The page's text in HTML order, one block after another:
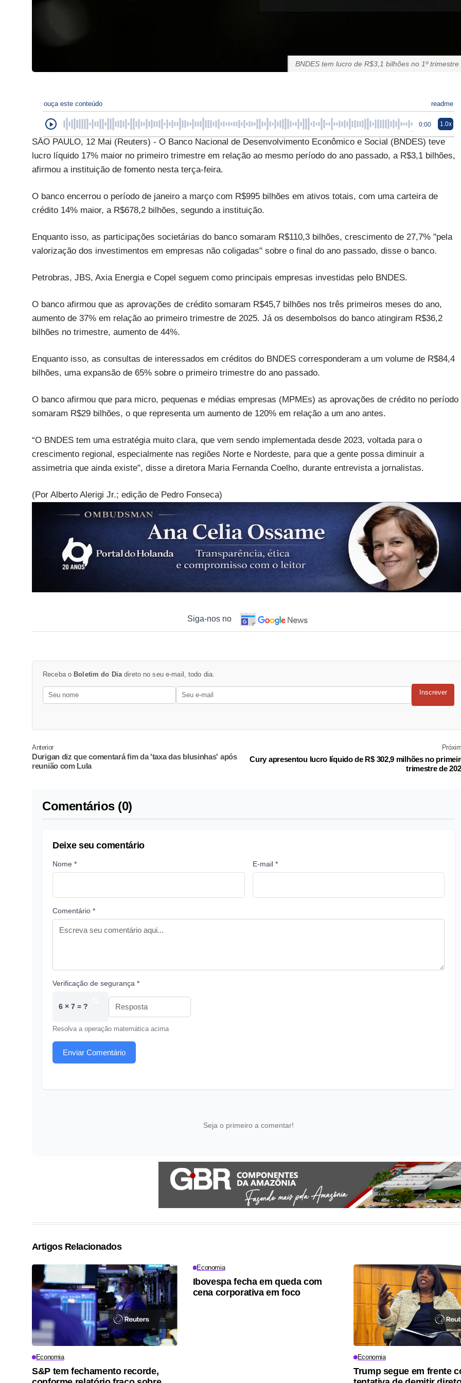
BNDES tem lucro de R$3,1 bilhões no 1º trimestre
ouça este conteúdo readme
0:00 1.0x
SÃO PAULO, 12 Mai (Reuters) - O Banco Nacional de Desenvolvimento Econômico e Social (BNDES) teve
lucro líquido 17% maior no primeiro trimestre em relação ao mesmo período do ano passado, a R$3,1 bilhões,
afirmou a instituição de fomento nesta terça-feira.
O banco encerrou o período de janeiro a março com R$995 bilhões em ativos totais, com uma carteira de
crédito 14% maior, a R$678,2 bilhões, segundo a instituição.
Enquanto isso, as participações societárias do banco somaram R$110,3 bilhões, crescimento de 27,7% "pela
valorização dos investimentos em empresas não coligadas" sobre o final do ano passado, disse o banco.
Petrobras, JBS, Axia Energia e Copel seguem como principais empresas investidas pelo BNDES.
O banco afirmou que as aprovações de crédito somaram R$45,7 bilhões nos três primeiros meses do ano,
aumento de 37% em relação ao primeiro trimestre de 2025. Já os desembolsos do banco atingiram R$36,2
bilhões no trimestre, aumento de 44%.
Enquanto isso, as consultas de interessados em créditos do BNDES corresponderam a um volume de R$84,4
bilhões, uma expansão de 65% sobre o primeiro trimestre do ano passado.
O banco afirmou que para micro, pequenas e médias empresas (MPMEs) as aprovações de crédito no período
somaram R$29 bilhões, o que representa um aumento de 120% em relação a um ano antes.
“O BNDES tem uma estratégia muito clara, que vem sendo implementada desde 2023, voltada para o
crescimento regional, especialmente nas regiões Norte e Nordeste, para que a gente possa diminuir a
assimetria que ainda existe", disse a diretora Maria Fernanda Coelho, durante entrevista a jornalistas.
(Por Alberto Alerigi Jr.; edição de Pedro Fonseca)
Siga-nos no
Receba o Boletim do Dia direto no seu e-mail, todo dia.
Inscrever
Anterior
Durigan diz que comentará fim da 'taxa das blusinhas' após
reunião com Lula
Cury apresentou lucro líquido de R$ 302,9 milhões no
trimestre de
Comentários (0)
Deixe seu comentário
Nome * E-mail *
Comentário *
Verificação de segurança *
6 × 7 = ?
Resolva a operação matemática acima
Enviar Comentário
Seja o primeiro a comentar!
Artigos Relacionados
Economia
S&P tem fechamento recorde,
Economia
Ibovespa fecha em queda com
cena corporativa em foco
Economia
Trump segue em frente